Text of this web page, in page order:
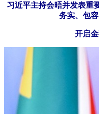
习近平主持会晤并发表重
务实、包
开启